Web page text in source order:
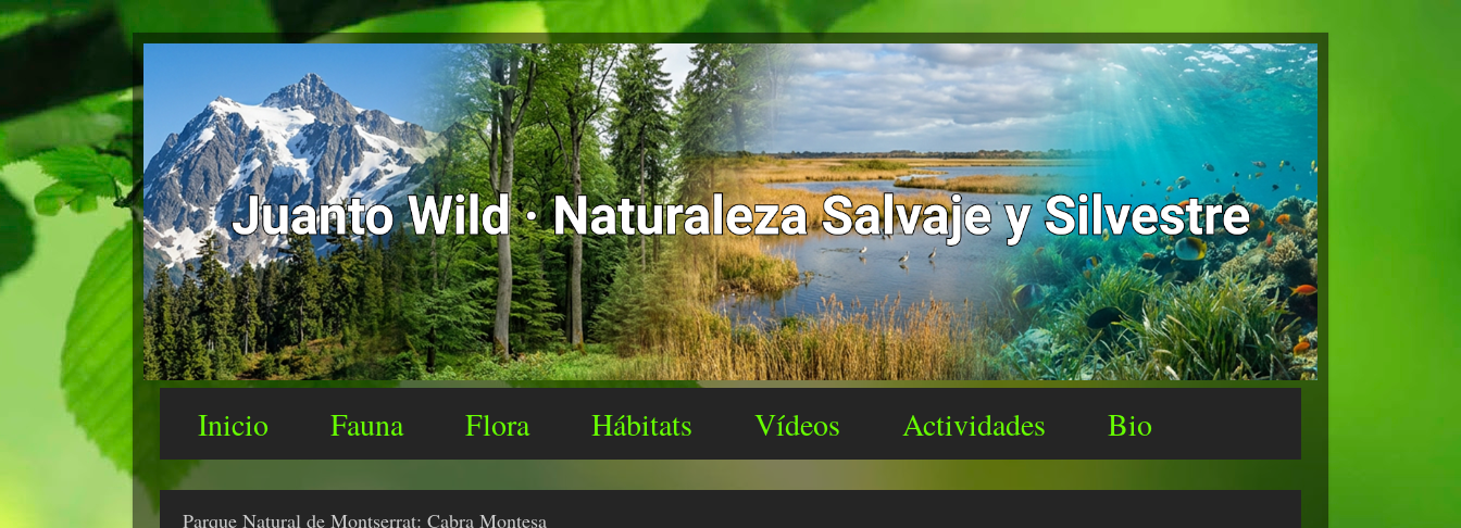
Inicio Fauna Flora Hábitats Vídeos Actividades Bio
Parque Natural de Montserrat: Cabra Montesa